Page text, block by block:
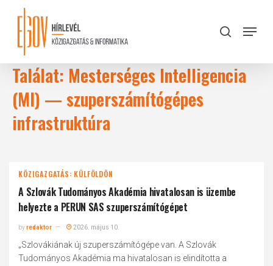
content
search
Menu
Találat: Mesterséges Intelligencia
(MI) — szuperszámítógépes
infrastruktúra
KÖZIGAZGATÁS: KÜLFÖLDÖN
A Szlovák Tudományos Akadémia hivatalosan is üzembe
helyezte a PERUN SAS szuperszámítógépet
byredaktor 2026. május 10.
„Szlovákiának új szuperszámítógépe van. A Szlovák
Tudományos Akadémia ma hivatalosan is elindította a
Close